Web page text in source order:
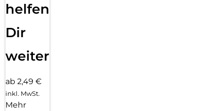
helfen
Dir
weiter
ab 2,49 €
inkl. MwSt.
Mehr